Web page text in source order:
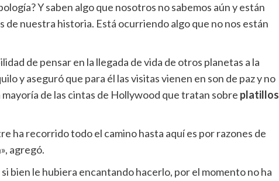
Y saben algo que nosotros no sabemos aún y están
nuestra historia. Está ocurriendo algo que no nos están
de pensar en la llegada de vida de otros planetas a la
y aseguró que para él las visitas vienen en son de paz y no
de las cintas de Hollywood que tratan sobre platillos
ha recorrido todo el camino hasta aquí es por razones de
agregó.
bien le hubiera encantando hacerlo, por el momento no ha